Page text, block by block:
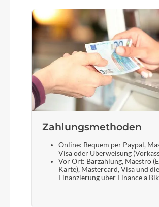
Zahlungsmethoden
Online: Bequem per Paypal,
Visa oder Überweisung
Vor Ort: Barzahlung, Maestro
Karte), Mastercard, Visa und die
Finanzierung über Finance a